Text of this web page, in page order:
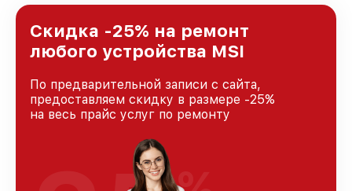
Краснодаре, постоянно повышая уровень
доверия и лояльности наших клиентов.
Скидка -25% на ремонт
любого устройства MSI
По предварительной записи с сайта,
предоставляем скидку в размере -25%
на весь прайс услуг по ремонту